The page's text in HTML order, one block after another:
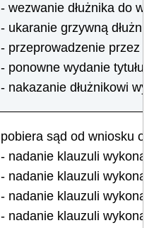
- wezwanie dłużnika do
- ukaranie grzywną
- przeprowadzenie przez
- ponowne wydanie tytułu
- nakazanie dłużnikowi
pobiera sąd od wniosku o:
- nadanie klauzuli
- nadanie klauzuli
- nadanie klauzuli
- nadanie klauzuli